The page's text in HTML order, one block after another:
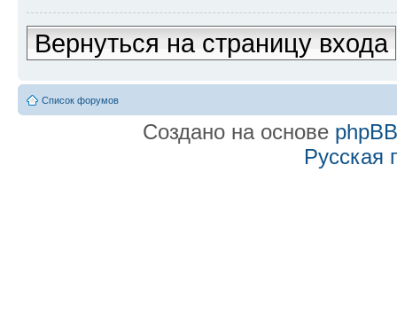
Вернуться на страницу входа
Список форумов
Создано на основе phpBB
Русская